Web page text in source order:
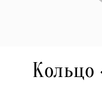
Кольцо